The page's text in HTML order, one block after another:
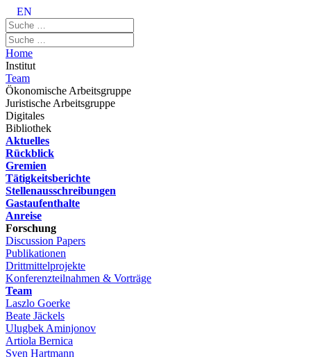
EN
Home
Institut
Team
Ökonomische Arbeitsgruppe
Juristische Arbeitsgruppe
Digitales
Bibliothek
Aktuelles
Rückblick
Gremien
Tätigkeitsberichte
Stellenausschreibungen
Gastaufenthalte
Anreise
Forschung
Discussion Papers
Publikationen
Drittmittelprojekte
Konferenzteilnahmen & Vorträge
Team
Laszlo Goerke
Beate Jäckels
Ulugbek Aminjonov
Artiola Bernica
Sven Hartmann